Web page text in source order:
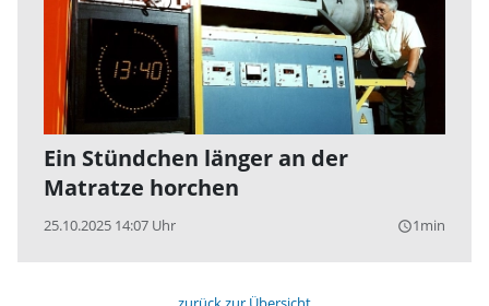
Ein Stündchen länger an der
Matratze horchen
25.10.2025 14:07 Uhr query_builder1min